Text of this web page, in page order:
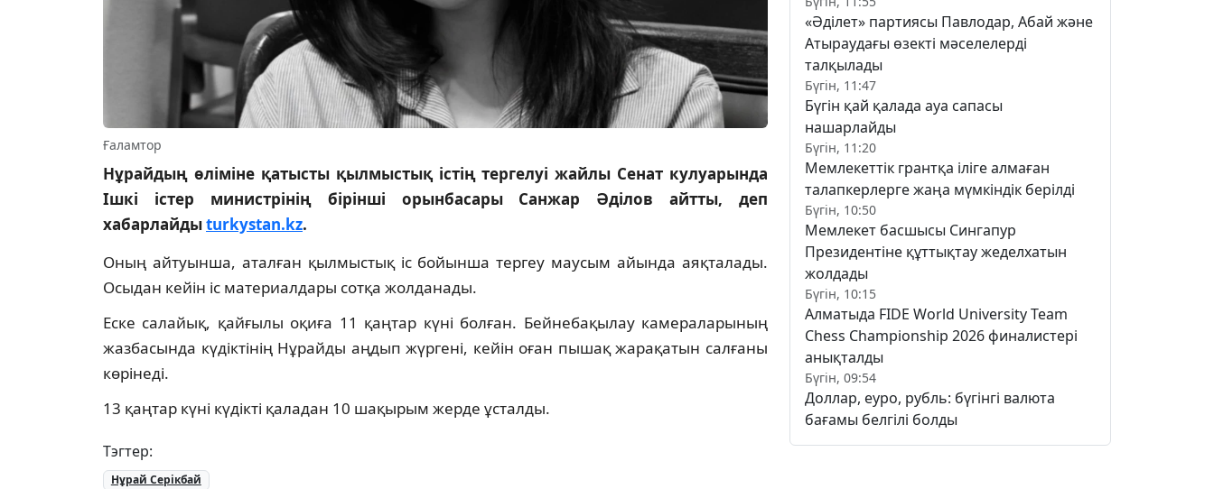
Ғаламтор
Нұрайдың өліміне қатысты қылмыстық істің тергелуі жайлы Сенат кулуарында
Ішкі істер министрінің бірінші орынбасары Санжар Әділов айтты, деп
хабарлайдыturkystan.kz.
Оның айтуынша, аталған қылмыстық іс бойынша тергеу маусым айында аяқталады.
Осыдан кейін іс материалдары сотқа жолданады.
Еске салайық, қайғылы оқиға 11 қаңтар күні болған. Бейнебақылау камераларының
жазбасында күдіктінің Нұрайды аңдып жүргені, кейін оған пышақ жарақатын салғаны
көрінеді.
13 қаңтар күні күдікті қаладан 10 шақырым жерде ұсталды.
Тэгтер:
Нұрай Серікбай
«Әділет» партиясы Павлодар, Абай және
Атыраудағы өзекті мәселелерді
талқылады
Бүгін, 11:47
Бүгін қай қалада ауа сапасы
нашарлайды
Бүгін, 11:20
Мемлекеттік грантқа іліге алмаған
талапкерлерге жаңа мүмкіндік берілді
Бүгін, 10:50
Мемлекет басшысы Сингапур
Президентіне құттықтау жеделхатын
жолдады
Бүгін, 10:15
Алматыда FIDE World University Team
Chess Championship 2026 финалистері
анықталды
Бүгін, 09:54
Доллар, еуро, рубль: бүгінгі валюта
бағамы белгілі болды